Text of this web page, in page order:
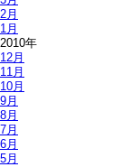
2月
1月
2010年
12月
11月
10月
9月
8月
7月
6月
5月